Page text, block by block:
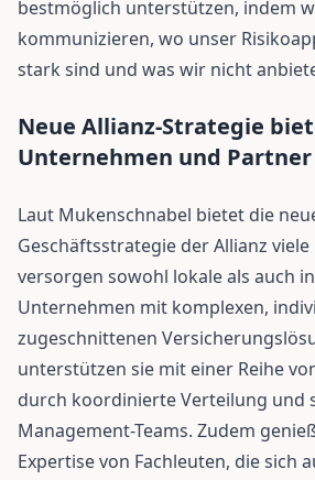
bestmöglich unterstützen, indem
kommunizieren, wo unser
stark sind und was wir nicht
Neue Allianz-Strategie
Unternehmen und Partner
Laut Mukenschnabel bietet die
Geschäftsstrategie der Allianz viele
versorgen sowohl lokale als auch
Unternehmen mit komplexen,
zugeschnittenen
unterstützen sie mit einer Reihe
durch koordinierte Verteilung und
Management-Teams. Zudem
Expertise von Fachleuten, die sich